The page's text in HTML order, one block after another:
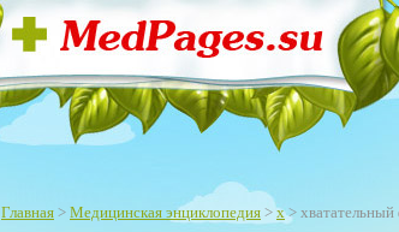
Главная > Медицинская энциклопедия > х> хватательный